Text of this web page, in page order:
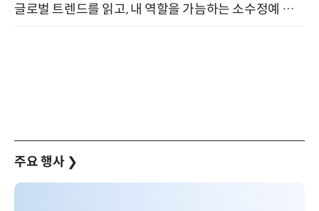
글로벌 트렌드를 읽고, 내 역할을 가늠하는 소수정예 실습 워크숍 (8/28)
주요 행사 ❯